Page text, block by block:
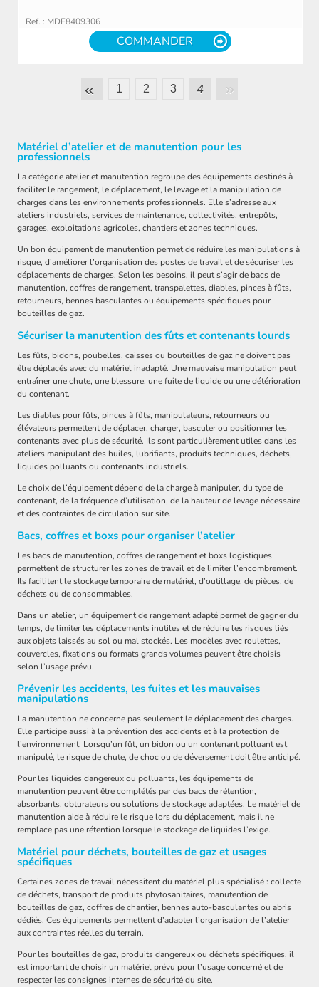
Ref. : MDF8409306
COMMANDER
« 1 2 3 4 »
Matériel d’atelier et de manutention pour les
professionnels
La catégorie atelier et manutention regroupe des équipements destinés à
faciliter le rangement, le déplacement, le levage et la manipulation de
charges dans les environnements professionnels. Elle s’adresse aux
ateliers industriels, services de maintenance, collectivités, entrepôts,
garages, exploitations agricoles, chantiers et zones techniques.
Un bon équipement de manutention permet de réduire les manipulations à
risque, d’améliorer l’organisation des postes de travail et de sécuriser les
déplacements de charges. Selon les besoins, il peut s’agir de bacs de
manutention, coffres de rangement, transpalettes, diables, pinces à fûts,
retourneurs, bennes basculantes ou équipements spécifiques pour
bouteilles de gaz.
Sécuriser la manutention des fûts et contenants lourds
Les fûts, bidons, poubelles, caisses ou bouteilles de gaz ne doivent pas
être déplacés avec du matériel inadapté. Une mauvaise manipulation peut
entraîner une chute, une blessure, une fuite de liquide ou une détérioration
du contenant.
Les diables pour fûts, pinces à fûts, manipulateurs, retourneurs ou
élévateurs permettent de déplacer, charger, basculer ou positionner les
contenants avec plus de sécurité. Ils sont particulièrement utiles dans les
ateliers manipulant des huiles, lubrifiants, produits techniques, déchets,
liquides polluants ou contenants industriels.
Le choix de l’équipement dépend de la charge à manipuler, du type de
contenant, de la fréquence d’utilisation, de la hauteur de levage nécessaire
et des contraintes de circulation sur site.
Bacs, coffres et boxs pour organiser l’atelier
Les bacs de manutention, coffres de rangement et boxs logistiques
permettent de structurer les zones de travail et de limiter l’encombrement.
Ils facilitent le stockage temporaire de matériel, d’outillage, de pièces, de
déchets ou de consommables.
Dans un atelier, un équipement de rangement adapté permet de gagner du
temps, de limiter les déplacements inutiles et de réduire les risques liés
aux objets laissés au sol ou mal stockés. Les modèles avec roulettes,
couvercles, fixations ou formats grands volumes peuvent être choisis
selon l’usage prévu.
Prévenir les accidents, les fuites et les mauvaises
manipulations
La manutention ne concerne pas seulement le déplacement des charges.
Elle participe aussi à la prévention des accidents et à la protection de
l’environnement. Lorsqu’un fût, un bidon ou un contenant polluant est
manipulé, le risque de chute, de choc ou de déversement doit être anticipé.
Pour les liquides dangereux ou polluants, les équipements de
manutention peuvent être complétés par des bacs de rétention,
absorbants, obturateurs ou solutions de stockage adaptées. Le matériel de
manutention aide à réduire le risque lors du déplacement, mais il ne
remplace pas une rétention lorsque le stockage de liquides l’exige.
Matériel pour déchets, bouteilles de gaz et usages
spécifiques
Certaines zones de travail nécessitent du matériel plus spécialisé : collecte
de déchets, transport de produits phytosanitaires, manutention de
bouteilles de gaz, coffres de chantier, bennes auto-basculantes ou abris
dédiés. Ces équipements permettent d’adapter l’organisation de l’atelier
aux contraintes réelles du terrain.
Pour les bouteilles de gaz, produits dangereux ou déchets spécifiques, il
est important de choisir un matériel prévu pour l’usage concerné et de
respecter les consignes internes de sécurité du site.